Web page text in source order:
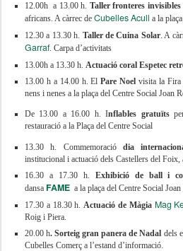
12.00h a 13.00 h. Taller fronteres invisibles
africans. A càrrec de Cubelles Acull a la
12.30 a 13.30 h. Taller de Cuina Solar. A
Garraf. Carpa d’activitats
13.00h a 13.30 h. Actuació coral Espetec
13.00 h a 14.00 h. ElPare Noel visita la Fira
nens i nenes a la plaça del Centre Social Joan
De 13.00 a 16.00 h. Inflables gratuïts
restauració a la Plaça del Centre Social
13.30 h. Commemoraciódia
institucional i actuació dels Castellers del Foix,
16.30 a 17.30 h. Exhibició de ball i
dansa FAME a la plaça del Centre Social
17.30 a 18.30 h.Actuació de Màgia Mag
Roig i Piera.
20.00 h. Sorteig gran panera de Nadal dels
Cubelles Comerç a l’estand d’informació.